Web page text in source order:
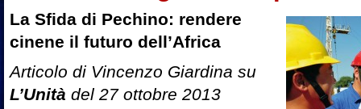
La Sfida di Pechino: rendere
cinene il futuro dell’Africa
Articolo di Vincenzo Giardina su
L’Unità del 27 ottobre 2013